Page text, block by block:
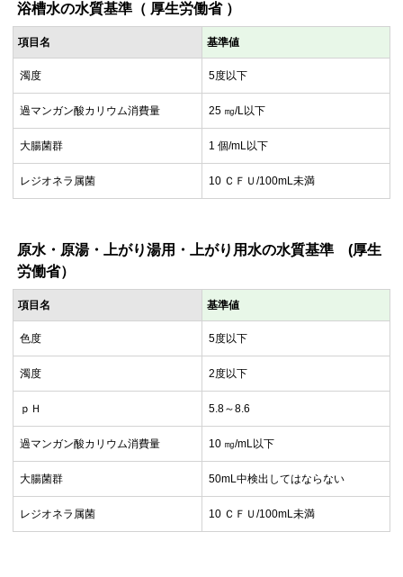
浴槽水の水質基準（ 厚生労働省 ）
項目名 基準値
濁度 5度以下
過マンガン酸カリウム消費量 25 ㎎/L以下
大腸菌群 1 個/mL以下
レジオネラ属菌 10 ＣＦＵ/100mL未満
原水・原湯・上がり湯用・上がり用水の水質基準 (厚生
労働省）
項目名 基準値
色度 5度以下
濁度 2度以下
ｐＨ 5.8～8.6
過マンガン酸カリウム消費量 10 ㎎/mL以下
大腸菌群 50mL中検出してはならない
レジオネラ属菌 10 ＣＦＵ/100mL未満